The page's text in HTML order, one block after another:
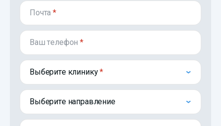
Почта*
Ваш телефон*
Выберите клинику
Выберите направление